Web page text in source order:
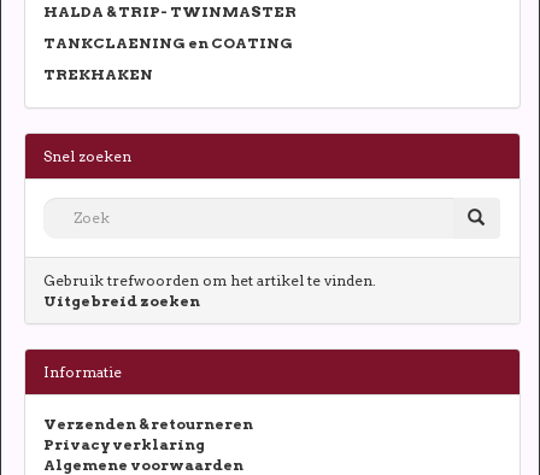
HALDA & TRIP- TWINMASTER
TANKCLAENING en COATING
TREKHAKEN
Snel zoeken
Gebruik trefwoorden om het artikel te vinden.
Uitgebreid zoeken
Informatie
Verzenden & retourneren
Privacy verklaring
Algemene voorwaarden